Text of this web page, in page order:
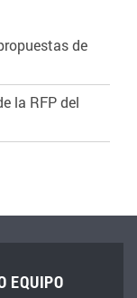
de
la RFP del
EQUIPO